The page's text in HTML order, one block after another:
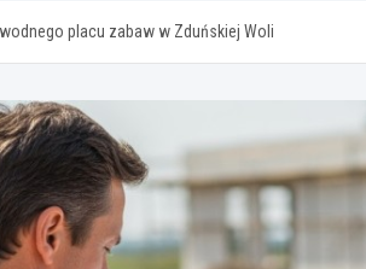
placu zabaw w Zduńskiej Woli